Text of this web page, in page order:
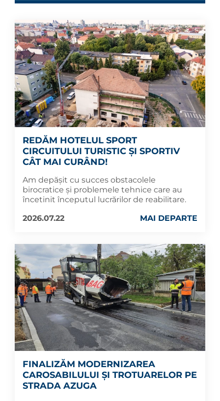
REDĂM HOTELUL SPORT
CIRCUITULUI TURISTIC ȘI SPORTIV
CÂT MAI CURÂND!
Am depășit cu succes obstacolele
birocratice și problemele tehnice care au
încetinit începutul lucrărilor de reabilitare.
2026.07.22
MAI DEPARTE
FINALIZĂM MODERNIZAREA
CAROSABILULUI ȘI TROTUARELOR PE
STRADA AZUGA